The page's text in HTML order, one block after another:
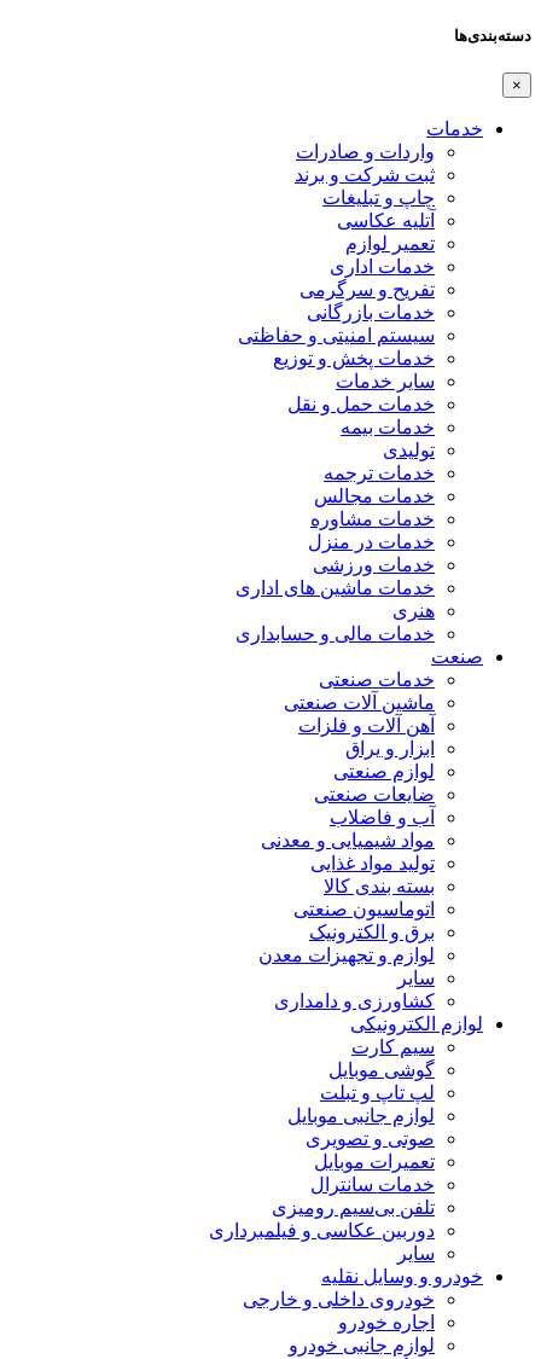
دسته‌بندی‌ها
×
خدمات
واردات و صادرات
ثبت شرکت و برند
چاپ و تبلیغات
آتلیه عکاسی
تعمیر لوازم
خدمات اداری
تفریح و سرگرمی
خدمات بازرگانی
سیستم امنیتی و حفاظتی
خدمات پخش و توزیع
سایر خدمات
خدمات حمل و نقل
خدمات بیمه
تولیدی
خدمات ترجمه
خدمات مجالس
خدمات مشاوره
خدمات در منزل
خدمات ورزشی
خدمات ماشین های اداری
هنری
خدمات مالی و حسابداری
صنعت
خدمات صنعتی
ماشین آلات صنعتی
آهن آلات و فلزات
ابزار و یراق
لوازم صنعتی
ضایعات صنعتی
آب و فاضلاب
مواد شیمیایی و معدنی
تولید مواد غذایی
بسته بندی کالا
اتوماسیون صنعتی
برق و الکترونیک
لوازم و تجهیزات معدن
سایر
کشاورزی و دامداری
لوازم الکترونیکی
سیم کارت
گوشی موبایل
لپ تاپ و تبلت
لوازم جانبی موبایل
صوتی و تصویری
تعمیرات موبایل
خدمات سانترال
تلفن بی‌سیم رومیزی
دوربین عکاسی و فیلمبرداری
سایر
خودرو و وسایل نقلیه
خودروی داخلی و خارجی
اجاره خودرو
لوازم جانبی خودرو